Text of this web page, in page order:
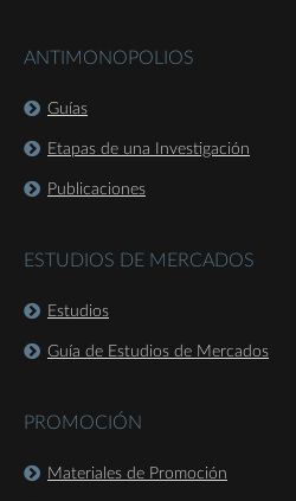
ANTIMONOPOLIOS
Guías
Etapas de una Investigación
Publicaciones
ESTUDIOS DE MERCADOS
Estudios
Guía de Estudios de Mercados
PROMOCIÓN
Materiales de Promoción